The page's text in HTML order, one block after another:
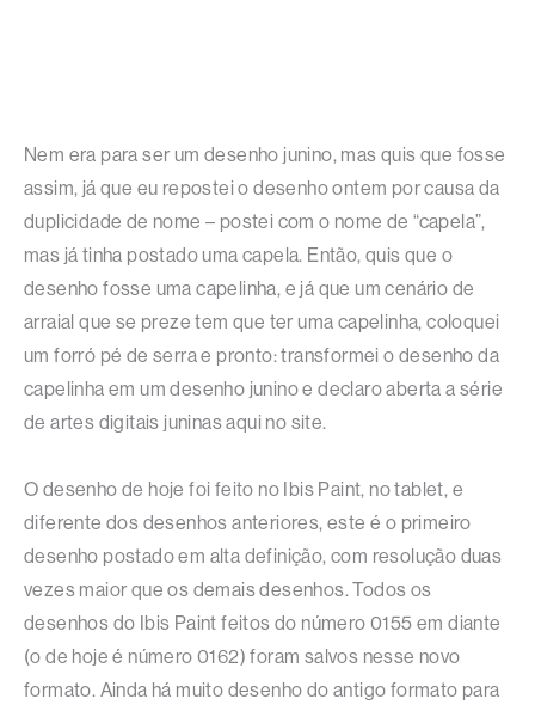
Nem era para ser um desenho junino, mas quis que fosse
assim, já que eu repostei o desenho ontem por causa da
duplicidade de nome – postei com o nome de “capela”,
mas já tinha postado uma capela. Então, quis que o
desenho fosse uma capelinha, e já que um cenário de
arraial que se preze tem que ter uma capelinha, coloquei
um forró pé de serra e pronto: transformei o desenho da
capelinha em um desenho junino e declaro aberta a série
de artes digitais juninas aqui no site.
O desenho de hoje foi feito no Ibis Paint, no tablet, e
diferente dos desenhos anteriores, este é o primeiro
desenho postado em alta definição, com resolução duas
vezes maior que os demais desenhos. Todos os
desenhos do Ibis Paint feitos do número 0155 em diante
(o de hoje é número 0162) foram salvos nesse novo
formato. Ainda há muito desenho do antigo formato para